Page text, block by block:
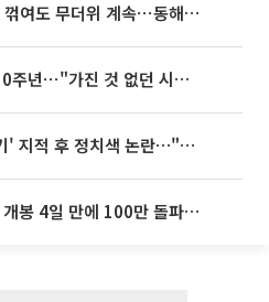
[내일 날씨] 폭염 한풀 꺾여도 무더위 계속⋯동해안 이틀 연속 비
임영웅, 어느덧 데뷔 10주년⋯"가진 것 없던 시절, 내 앞엔 20명의 팬뿐"
김희철, '뒤집힌 태극기' 지적 후 정치색 논란…"좌우 떠나 우리나라 국기"
놀란 감독 '오디세이', 개봉 4일 만에 100만 돌파⋯'왕사남' 보다 빠르다